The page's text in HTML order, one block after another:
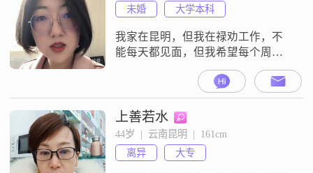
未婚
大学本科
我家在昆明，但我在禄劝工作，不
能每天都见面，但我希望每个周末
都能见到。如果不能接受异地的就
上善若水
44岁  |  云南昆明  |  161cm
离异
大专